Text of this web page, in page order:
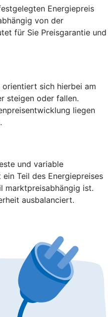
Energiepreis
von der
für Sie Preisgarantie und
orientiert sich hierbei am
steigen oder fallen.
liegen
und variable
Teil des Energiepreises
marktpreisabhängig ist.
ausbalanciert.